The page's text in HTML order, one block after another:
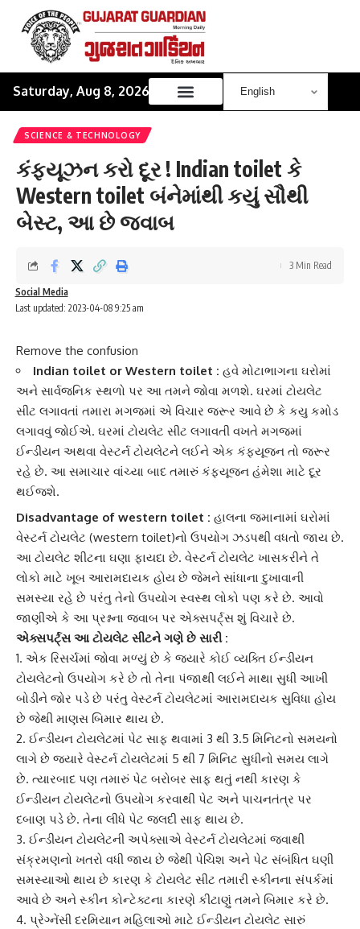
Saturday, Aug 8, 2026
SCIENCE & TECHNOLOGY
કંફ્યૂઝન કરો દૂર ! Indian toilet કે
Western toilet બંનેમાંથી કયું સૌથી
બેસ્ટ, આ છે જવાબ
Last updated: 2023-04-08 9:25 am
Social Media
3 Min Read
Remove the confusion
Indian toilet or Western toilet : હવે મોટાભાગના ઘરોમાં
અને સાર્વજનિક સ્થળો પર આ તમને જોવા મળશે. ઘરમાં ટોયલેટ
સીટ લગાવતાં તમારા મગજમાં એ વિચાર જરૂર આવે છે કે કયુ કમોડ
લગાવવું જોઈએ. ઘરમાં ટોયલેટ સીટ લગાવતી વખતે મગજમાં
ઈન્ડીયન અથવા વેસ્ટર્ન ટોયલેટને લઈને એક કંફ્યૂજન તો જરૂર
રહે છે. આ સમાચાર વાંચ્યા બાદ તમારું કંફ્યૂજન હંમેશા માટે દૂર
થઈજશે.
Disadvantage of western toilet : હાલના જમાનામાં ઘરોમાં
વેસ્ટર્ન ટોયલેટ (western toilet)નો ઉપયોગ ઝડપથી વધતો જાય છે.
આ ટોયલેટ શીટના ઘણા ફાયદા છે. વેસ્ટર્ન ટોયલેટ ખાસકરીને તે
લોકો માટે ખૂબ આરામદાયક હોય છે જેમને સાંધાના દુખાવાની
સમસ્યા રહે છે પરંતુ તેનો ઉપયોગ સ્વસ્થ લોકો પણ કરે છે. આવો
જાણીએ કે આ પ્રશ્નના જવાબ પર એક્સપર્ટ્સ શું વિચારે છે.
એક્સપર્ટ્સ આ ટોયલેટ સીટને ગણે છે સારી :
1. એક રિસર્ચમાં જોવા મળ્યું છે કે જ્યારે કોઈ વ્યક્તિ ઈન્ડીયન
ટોયલેટનો ઉપયોગ કરે છે તો તેના પંજાથી લઈને માથા સુધી આખી
બોડીને જોર પડે છે પરંતુ વેસ્ટર્ન ટોયલેટમાં આરામદાયક સુવિધા હોય
છે જેથી માણસ બિમાર થાય છે.
2. ઈન્ડીયન ટોયલેટમાં પેટ સાફ થવામાં 3 થી 3.5 મિનિટનો સમયનો
લાગે છે જ્યારે વેસ્ટર્ન ટોયલેટમાં 5 થી 7 મિનિટ સુધીનો સમય લાગે
છે. ત્યારબાદ પણ તમારું પેટ બરોબર સાફ થતું નથી કારણ કે
ઈન્ડીયન ટોયલેટનો ઉપયોગ કરવાથી પેટ અને પાચનતંત્ર પર
દબાણ પડે છે. તેના લીધે પેટ જલદી સાફ થાય છે.
3. ઈન્ડીયન ટોયલેટની અપેક્સાએ વેસ્ટર્ન ટોયલેટમાં જવાથી
સંક્રમણનો ખતરો વધી જાય છે જેથી પેચિશ અને પેટ સંબંધિત ઘણી
સમસ્યાઓ થાય છે કારણ કે ટોયલેટ સીટ તમારી સ્કીનના સંપર્કમાં
આવે છે અને સ્કીન કોન્ટેક્ટના કારણે કીટાણું તમને બિમાર કરે છે.
4. પ્રેગ્નેંસી દરમિયાન મહિલાઓ માટે ઈન્ડીયન ટોયલેટ સારું